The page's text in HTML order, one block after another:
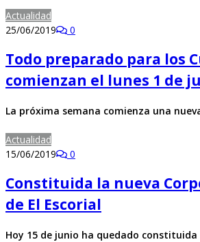
Actualidad
25/06/2019
0
Todo preparado para los
comienzan el lunes 1 de
La próxima semana comienza una
Actualidad
15/06/2019
0
Constituida la nueva
de El Escorial
Hoy 15 de junio ha quedado